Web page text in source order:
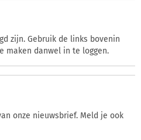
zijn. Gebruik de links bovenin
maken danwel in te loggen.
onze nieuwsbrief. Meld je ook